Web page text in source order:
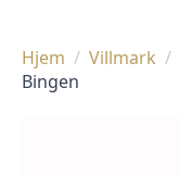
Hjem Villmark
Bingen